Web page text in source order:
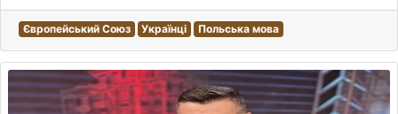
Європейський Союз Українці Польська мова